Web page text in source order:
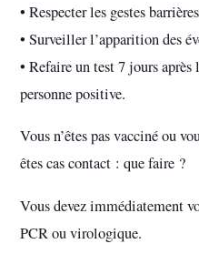
• Respecter les gestes barrières
• Surveiller l’apparition des
• Refaire un test 7 jours
personne positive.
Vous n’êtes pas vacciné ou
êtes cas contact : que faire ?
Vous devez immédiatement
PCR ou virologique.